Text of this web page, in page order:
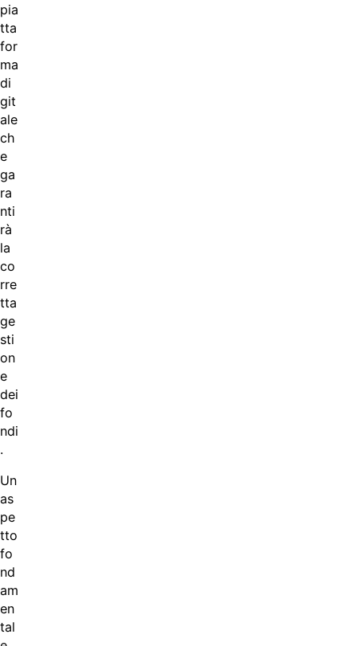
pia
tta
for
ma
di
git
ale
ch
e
ga
ra
nti
rà
la
co
rre
tta
ge
sti
on
e
dei
fo
ndi
.
Un
as
pe
tto
fo
nd
am
en
tal